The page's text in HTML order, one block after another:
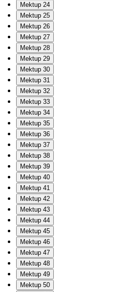
Mektup 24
Mektup 25
Mektup 26
Mektup 27
Mektup 28
Mektup 29
Mektup 30
Mektup 31
Mektup 32
Mektup 33
Mektup 34
Mektup 35
Mektup 36
Mektup 37
Mektup 38
Mektup 39
Mektup 40
Mektup 41
Mektup 42
Mektup 43
Mektup 44
Mektup 45
Mektup 46
Mektup 47
Mektup 48
Mektup 49
Mektup 50